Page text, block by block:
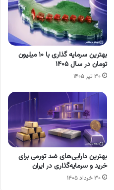
بهترین سرمایه گذاری با ۱۰ میلیون
تومان در سال ۱۴۰۵
۳۰ تیر ۱۴۰۵
بهترین دارایی‌های ضد تورمی برای
خرید و سرمایه‌گذاری در ایران
۳۰ خرداد ۱۴۰۵